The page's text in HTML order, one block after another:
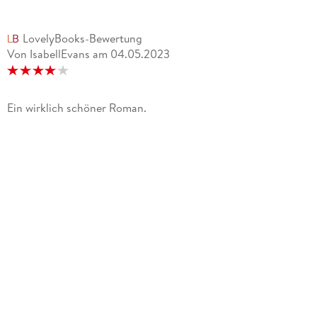
LovelyBooks-Bewertung
Von IsabellEvans am 04.05.2023
Ein wirklich schöner Roman.